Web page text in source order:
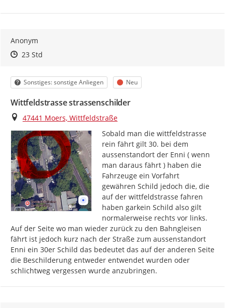
Anonym
Zeitpunkt des Erstellens
Zeitpunkt des Erstellens
23 StdZur Äußerung
Kategorie
Sonstiges: sonstige Anliegen Status
Neu
Wittfeldstrasse strassenschilder
Ort
47441 Moers, Wittfeldstraße
Sobald man die wittfeldstrasse
rein fährt gilt 30. bei dem
aussenstandort der Enni ( wenn
man daraus fährt ) haben die
Fahrzeuge ein Vorfahrt
gewähren Schild jedoch die, die
auf der wittfeldstrasse fahren
haben garkein Schild also gilt
normalerweise rechts vor links.
Auf der Seite wo man wieder zurück zu den Bahngleisen
fährt ist jedoch kurz nach der Straße zum aussenstandort
Enni ein 30er Schild das bedeutet das auf der anderen Seite
die Beschilderung entweder entwendet wurden oder
schlichtweg vergessen wurde anzubringen.